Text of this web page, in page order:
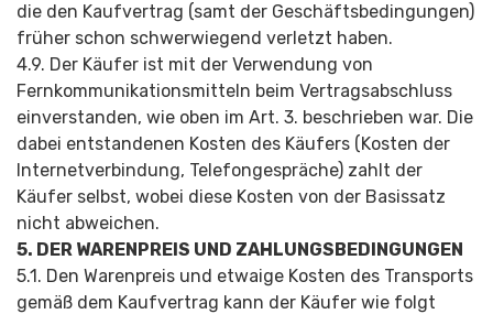
die den Kaufvertrag (samt der Geschäftsbedin­gungen)
früher schon schwerwiegend verletzt haben.
4.9. Der Käufer ist mit der Verwendung von
Fernkommunika­tionsmitteln beim Vertragsabschluss
einverstanden, wie oben im Art. 3. beschrieben war. Die
dabei entstandenen Kosten des Käufers (Kosten der
Internetverbindung, Telefongespräche) zahlt der
Käufer selbst, wobei diese Kosten von der Basissatz
nicht abweichen.
5. DER WARENPREIS UND ZAHLUNGSBEDIN­GUNGEN
5.1. Den Warenpreis und etwaige Kosten des Transports
gemäß dem Kaufvertrag kann der Käufer wie folgt